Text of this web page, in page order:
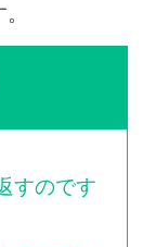
ます
日祝休）
すのです